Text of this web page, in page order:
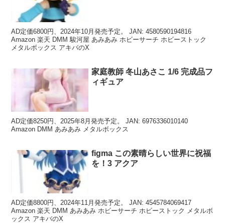
AD定価6800円、2024年10月発売予定。 JAN: 4580590194816
Amazon 楽天 DMM 駿河屋 あみあみ ホビーサーチ ホビーストック
メタルボックス アキバのX
家庭教師 冬山あさこ 1/6 完成品フ
ィギュア
AD定価8250円、2025年8月発売予定。 JAN: 6976336010140
Amazon DMM あみあみ メタルボックス
figma この素晴らしい世界に祝福
を！3 アクア
AD定価8800円、2024年11月発売予定。 JAN: 4545784069417
Amazon 楽天 DMM あみあみ ホビーサーチ ホビーストック メタルボ
ックス アキバのX